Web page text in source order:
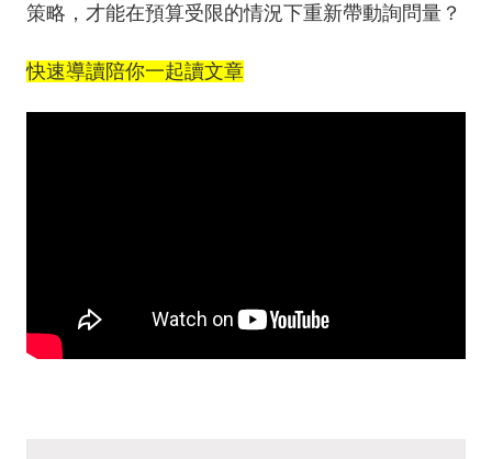
策略，才能在預算受限的情況下重新帶動詢問量？
快速導讀陪你一起讀文章